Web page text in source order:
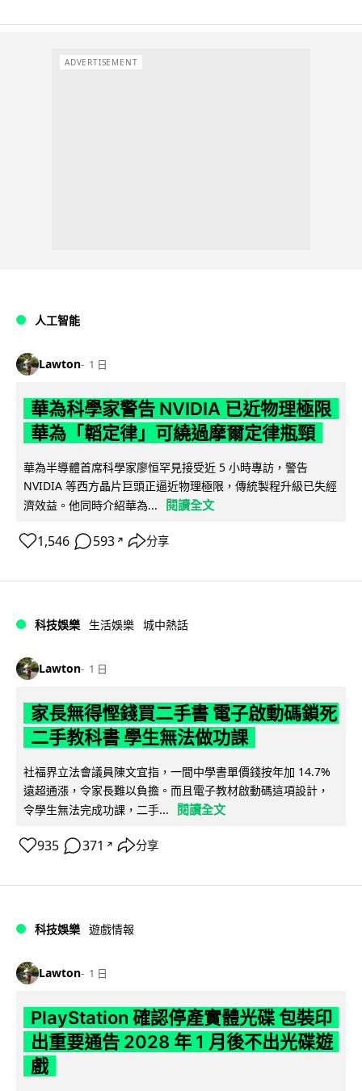
ADVERTISEMENT
人工智能
Lawton 1 日
華為科學家警告 NVIDIA 已近物理極限
華為「韜定律」可繞過摩爾定律瓶頸
華為半導體首席科學家廖恒罕見接受近 5 小時專訪，警告
NVIDIA 等西方晶片巨頭正逼近物理極限，傳統製程升級已失經
濟效益。他同時介紹華為...
閱讀全文
1,546 593 ↗ 分享
科技娛樂 生活娛樂 城中熱話
Lawton 1 日
家長無得慳錢買二手書 電子啟動碼鎖死
二手教科書 學生無法做功課
社福界立法會議員陳文宜指，一間中學書單價錢按年加 14.7%
遠超通漲，令家長難以負擔。而且電子教材啟動碼這項設計，
令學生無法完成功課，二手...
閱讀全文
935 371 ↗ 分享
科技娛樂 遊戲情報
Lawton 1 日
PlayStation 確認停產實體光碟 包裝印
出重要通告 2028 年 1 月後不出光碟遊
戲